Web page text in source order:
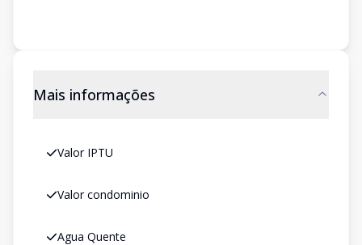
Mais informações
Valor IPTU
Valor condominio
Agua Quente